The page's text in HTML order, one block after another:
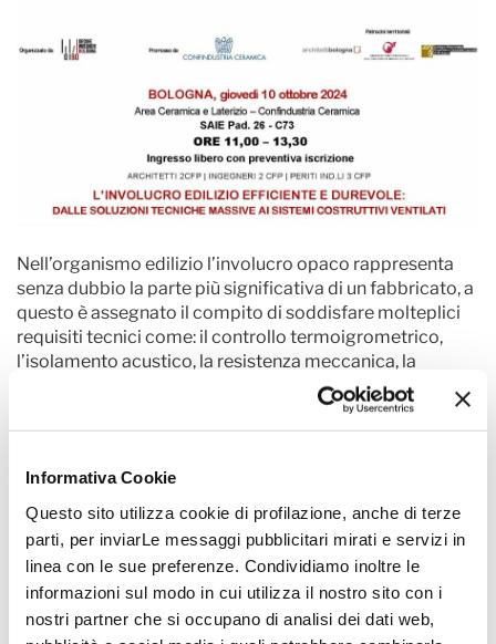
Informativa Cookie
Questo sito utilizza cookie di profilazione, anche di terze
parti, per inviarLe messaggi pubblicitari mirati e servizi in
linea con le sue preferenze. Condividiamo inoltre le
informazioni sul modo in cui utilizza il nostro sito con i
nostri partner che si occupano di analisi dei dati web,
Nell’organismo edilizio l’involucro opaco rappresenta
senza dubbio la parte più significativa di un fabbricato, a
questo è assegnato il compito di soddisfare molteplici
requisiti tecnici come: il controllo termoigrometrico,
l’isolamento acustico, la resistenza meccanica, la
stabilità agli agenti atmosferici e la sicurezza fuoco.
Mantenere poi inalterate nel tempo tali requisiti diventa
ambientale ed economica.
In allegato il programma